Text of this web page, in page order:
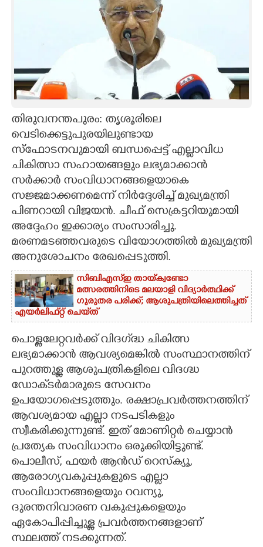
ASTRO
CARTOONS
LITERATURE
ZOOM
CONTACT US
തിരുവനന്തപുരം: തൃശൂരിലെ
വെടിക്കെട്ടുപുരയിലുണ്ടായ
സ്ഫോടനവുമായി ബന്ധപ്പെട്ട് എല്ലാവിധ
ചികിത്സാ സഹായങ്ങളും ലഭ്യമാക്കാൻ
സർക്കാർ സംവിധാനങ്ങളെയാകെ
സജ്ജമാക്കണമെന്ന് നിർദ്ദേശിച്ച് മുഖ്യമന്ത്രി
പിണറായി വിജയൻ. ചീഫ് സെക്രട്ടറിയുമായി
അദ്ദേഹം ഇക്കാര്യം സംസാരിച്ചു.
മരണമടഞ്ഞവരുടെ വിയോഗത്തിൽ മുഖ്യമന്ത്രി
അനുശോചനം രേഖപ്പെടുത്തി.
സിബിഎസ്‌ഇ തായ്‌ക്വണ്ടോ
മത്സരത്തിനിടെ മലയാളി വിദ്യാർത്ഥിക്ക്
ഗുരുതര പരിക്ക്; ആശുപത്രിയിലെത്തിച്ചത്
എയ‌ർലിഫ്‌റ്റ് ചെയ്‌ത്
പൊള്ളലേറ്റവർക്ക് വിദഗ്‌ദ്ധ ചികിത്സ
ലഭ്യമാക്കാൻ ആവശ്യമെങ്കിൽ സംസ്ഥാനത്തിന്
പുറത്തുള്ള ആശുപത്രികളിലെ വിദഗ്ദ്ധ
ഡോക്‌ടർമാരുടെ സേവനം
ഉപയോഗപ്പെടുത്തും. രക്ഷാപ്രവർത്തനത്തിന്
ആവശ്യമായ എല്ലാ നടപടികളും
സ്വീകരിക്കുന്നുണ്ട്. ഇത് മോണിറ്റർ ചെയ്യാൻ
പ്രത്യേക സംവിധാനം ഒരുക്കിയിട്ടുണ്ട്.
പൊലീസ്, ഫയർ ആൻഡ് റെസ്ക്യൂ,
ആരോഗ്യവകുപ്പുകളുടെ എല്ലാ
സംവിധാനങ്ങളെയും റവന്യു,
ദുരന്തനിവാരണ വകുപ്പുകളെയും
ഏകോപിപ്പിച്ചുള്ള പ്രവർത്തനങ്ങളാണ്
സ്ഥലത്ത് നടക്കുന്നത്.